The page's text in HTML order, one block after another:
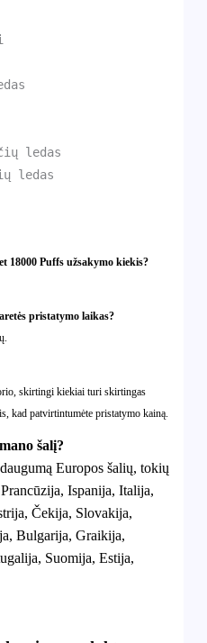
ledas
ledas
18000 Puffs užsakymo kiekis?
pristatymo laikas?
skirtingi kiekiai turi skirtingas
kad patvirtintumėte pristatymo kainą.
šalį?
Europos šalių, tokių
Ispanija, Italija,
Čekija, Slovakija,
Bulgarija, Graikija,
Suomija, Estija,